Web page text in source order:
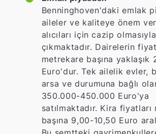
Benninghoven'daki emlak
aileler ve kaliteye önem
alıcıları için cazip
çıkmaktadır. Dairelerin fiyat
metrekare başına yaklaşık
Euro'dur. Tek ailelik evler,
arsa ve durumuna bağlı
350.000-450.000 Euro'ya
satılmaktadır. Kira
başına 9,00-10,50 Euro